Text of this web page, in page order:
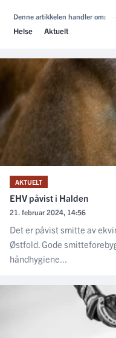
Denne artikkelen handler om:
Helse Aktuelt
AKTUELT
EHV påvist i Halden
21. februar 2024, 14:56
Det er påvist smitte av
Østfold. Gode
håndhygiene...